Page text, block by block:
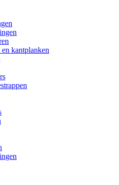
en kantplanken